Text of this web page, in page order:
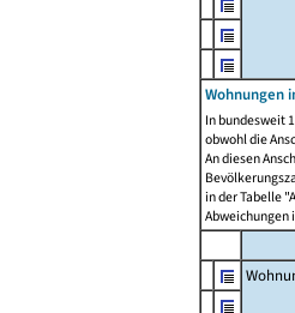
Wohnungen
In bundesweit
obwohl die
An diesen
in der Tabelle
Abweichungen